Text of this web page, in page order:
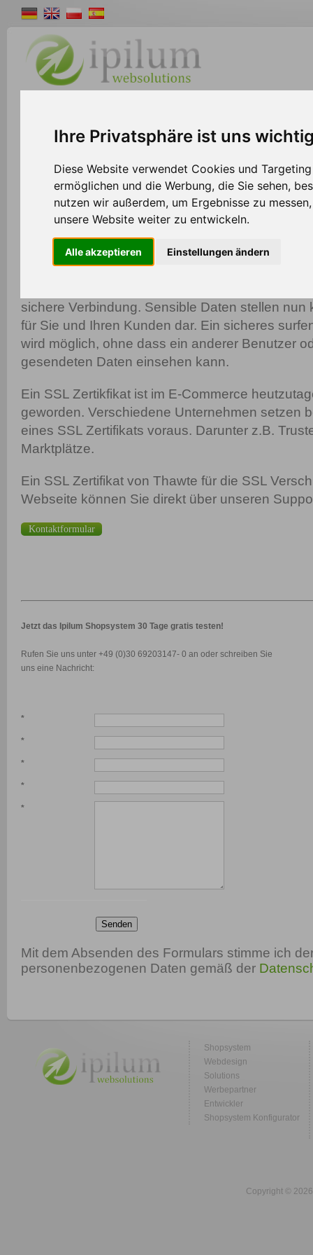
Ihre Privatsphäre ist uns
Diese Website verwendet Cookies und
ermöglichen und die Werbung, die Sie sehen,
nutzen wir außerdem, um Ergebnisse zu
unsere Website weiter zu entwickeln.
Alle akzeptieren Einstellungen ändern
>> Shopsystem
Thawte SSL Zertifikat
Zeigen Sie Ihren Kunden, dass Ihre Webseite
Thawte SSL Zertifikat können Sie die
sichere Verbindung. Sensible Daten stellen nun
für Sie und Ihren Kunden dar. Ein sicheres
wird möglich, ohne dass ein anderer Benutzer
gesendeten Daten einsehen kann.
Ein SSL Zertikfikat ist im E-Commerce
geworden. Verschiedene Unternehmen setzen
eines SSL Zertifikats voraus. Darunter z.B.
Marktplätze.
Ein SSL Zertifikat von Thawte für die SSL
Webseite können Sie direkt über unseren
Kontaktformular
Jetzt das Ipilum Shopsystem 30 Tage gratis testen!
Rufen Sie uns unter +49 (0)30 69203147- 0 an oder schreiben Sie
uns eine Nachricht:
*
*
*
*
*
Senden
Mit dem Absenden des Formulars stimme ich
personenbezogenen Daten gemäß der
Shopsystem
Webdesign
Solutions
Werbepartner
Entwickler
Shopsystem Konfigurator
Copyright ©